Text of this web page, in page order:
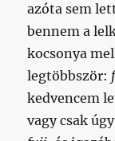
azóta sem
bennem a
kocsonya
legtöbbször:
kedvencem
vagy csak